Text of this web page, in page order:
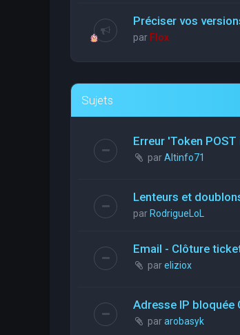
Préciser vos
par Flox
Sujets
Erreur 'Token POST
parAltinfo71
Lenteurs et
par RodrigueLoL
Email - Clôture
pareliziox
Adresse IP bloquée
pararobasyk